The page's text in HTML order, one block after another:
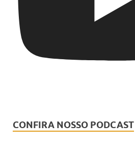
CONFIRA NOSSO PODCAST